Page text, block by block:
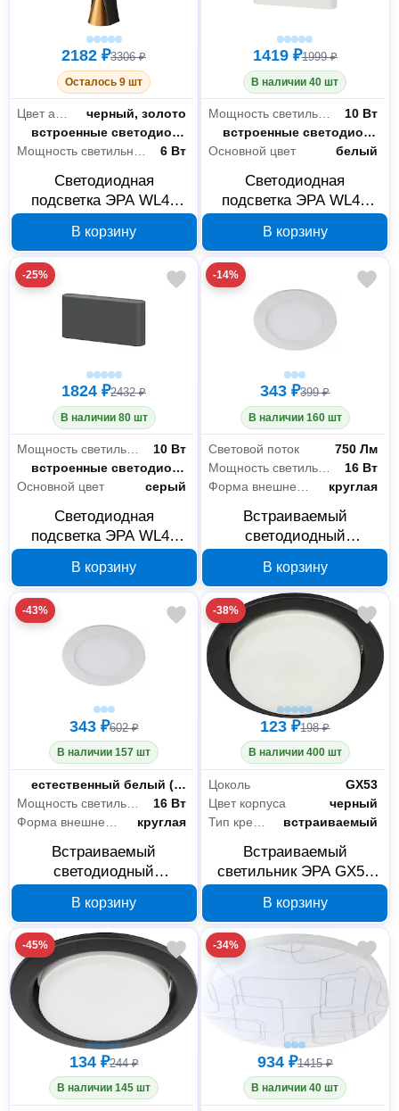
2182 ₽3306 ₽
Осталось 9 шт
Цвет арматуры
черный, золото
Тип лампы
встроенные светодиоды
6 Вт
Светодиодная
подсветка ЭРА WL43
В корзину
1419 ₽1999 ₽
В наличии 40 шт
Мощность светильника
10 Вт
Тип лампы
встроенные светодиоды
Основной цвет
белый
Светодиодная
подсветка ЭРА WL41
В корзину
-25%
1824 ₽2432 ₽
В наличии 80 шт
Мощность светильника
10 Вт
Тип лампы
встроенные светодиоды
Основной цвет
серый
Светодиодная
подсветка ЭРА WL41
В корзину
-14%
343 ₽399 ₽
В наличии 160 шт
Световой поток
750 Лм
Мощность светильника
16 Вт
круглая
Встраиваемый
светодиодный
1166K 16 Вт 6500 К
Б0058403
В корзину
-43%
343 ₽602 ₽
В наличии 157 шт
Цветность
естественный белый (3300-5000 К)
16 Вт
круглая
Встраиваемый
светодиодный
1164K 16 Вт 4000 К
Б0058402
В корзину
-38%
123 ₽198 ₽
В наличии 400 шт
Цоколь
GX53
Цвет корпуса
черный
встраиваемый
Встраиваемый
светильник ЭРА GX53
Б0057476
В корзину
-45%
134 ₽244 ₽
В наличии 145 шт
-34%
934 ₽1415 ₽
В наличии 40 шт